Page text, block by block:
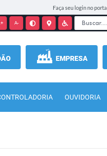
Faça seu login no portal
A-
EMPRESA
OUVIDORIA